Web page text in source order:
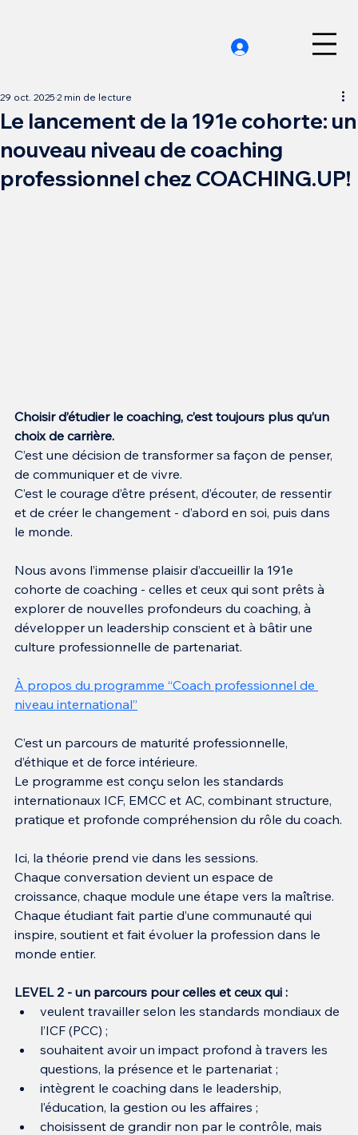
Le lancement de la 191e cohorte: un
nouveau niveau de coaching
professionnel chez COACHING.UP!
29 oct. 2025 2 min de lecture
Choisir d’étudier le coaching, c’est toujours plus qu’un
choix de carrière.
C’est une décision de transformer sa façon de penser,
de communiquer et de vivre.
C’est le courage d’être présent, d’écouter, de ressentir
et de créer le changement - d’abord en soi, puis dans
le monde.
Nous avons l’immense plaisir d’accueillir la 191e
cohorte de coaching - celles et ceux qui sont prêts à
explorer de nouvelles profondeurs du coaching, à
développer un leadership conscient et à bâtir une
culture professionnelle de partenariat.
À propos du programme “Coach professionnel de
niveau international”
C’est un parcours de maturité professionnelle,
d’éthique et de force intérieure.
Le programme est conçu selon les standards
internationaux ICF, EMCC et AC, combinant structure,
pratique et profonde compréhension du rôle du coach.
Ici, la théorie prend vie dans les sessions.
Chaque conversation devient un espace de
croissance, chaque module une étape vers la maîtrise.
Chaque étudiant fait partie d’une communauté qui
inspire, soutient et fait évoluer la profession dans le
monde entier.
LEVEL 2 - un parcours pour celles et ceux qui :
veulent travailler selon les standards mondiaux de
l’ICF (PCC) ;
souhaitent avoir un impact profond à travers les
questions, la présence et le partenariat ;
intègrent le coaching dans le leadership,
l’éducation, la gestion ou les affaires ;
choisissent de grandir non par le contrôle, mais